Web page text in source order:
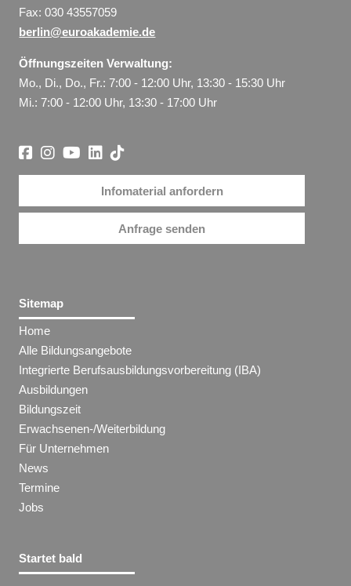
Fax: 030 43557059
berlin@euroakademie.de
Öffnungszeiten Verwaltung:
Mo., Di., Do., Fr.: 7:00 - 12:00 Uhr, 13:30 - 15:30 Uhr
Mi.: 7:00 - 12:00 Uhr, 13:30 - 17:00 Uhr
Infomaterial anfordern
Anfrage senden
Sitemap
Home
Alle Bildungsangebote
Integrierte Berufsausbildungsvorbereitung (IBA)
Ausbildungen
Bildungszeit
Erwachsenen-/Weiterbildung
Für Unternehmen
News
Termine
Jobs
Startet bald